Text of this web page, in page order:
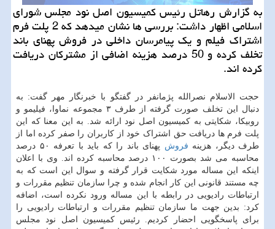
به گزارش رهاتل رئیس ‏کمیسیون اصل نود مجلس شورای
اسلامی اظهار داشت: بررسی ها نشان میدهد که 2 پلت فرم
اشتراک فیلم و یک پیامرسان داخلی در فروش پهنای باند
تخلف کرده و 50 درصد هزینه اضافی از مشترکان دریافت
کرده اند.
حجت الاسلام نصرالله پژمانفر در گفتگو با خبرنگار مهر گفت: به
دنبال این تخلف صورت گرفته از طرف ۳ مجموعه نماوا، فیلیمو و
روبیکا، شکایتی به کمیسیون اصل نود ارائه شد. به این معنا که این
پلت فرم ها دریافت حق اشتراک خود از کاربران را صفر کرده اما از
طرف دیگر، هزینه فروش
پهنای باند را که باید با تعرفه ۵۰ درصد
محاسبه می شد بصورت ۱۰۰ درصد محاسبه کرده اند. وی با اعلان
اینکه این مساله مورد شکایت قرار گرفته و سوال این است که به
چه مستند قانونی این کار انجام شده و چرا سازمان تنظیم مقررات و
ارتباطات رادیویی در رابطه با این مساله ورود نکرده است، اضافه
کرد: بدین جهت ما سازمان تنظیم مقررات و ارتباطات رادیویی را
برای پاسخگویی احضار کردیم. رئیس ‏کمیسیون اصل نود مجلس